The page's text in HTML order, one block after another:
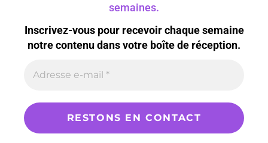
semaines.
Inscrivez-vous pour recevoir chaque semaine
notre contenu dans votre boîte de réception.